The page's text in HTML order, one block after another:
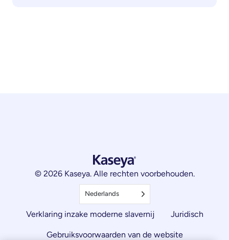
© 2026 Kaseya. Alle rechten voorbehouden.
Nederlands
Verklaring inzake moderne slavernij Juridisch
Gebruiksvoorwaarden van de website